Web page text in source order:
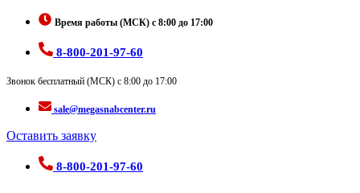
Время работы (МСК) с 8:00 до 17:00
8-800-201-97-60
Звонок бесплатный (МСК) с 8:00 до 17:00
sale@megasnabcenter.ru
Оставить заявку
8-800-201-97-60